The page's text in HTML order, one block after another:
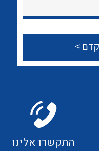
לכל מוצרי היצרן
התקשרו אלינו